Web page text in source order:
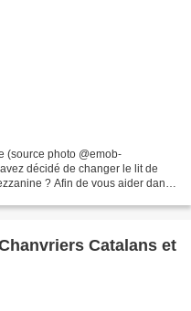
(source photo @emob-
décidé de changer le lit de
? Afin de vous aider dans
Catalans et